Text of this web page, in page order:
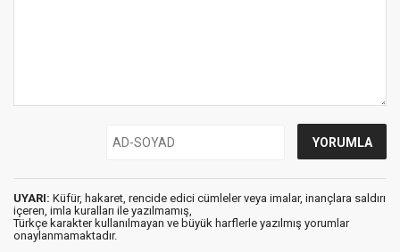
UYARI: Küfür, hakaret, rencide edici cümleler veya imalar, inançlara saldırı
içeren, imla kuralları ile yazılmamış,
Türkçe karakter kullanılmayan ve büyük harflerle yazılmış yorumlar
onaylanmamaktadır.